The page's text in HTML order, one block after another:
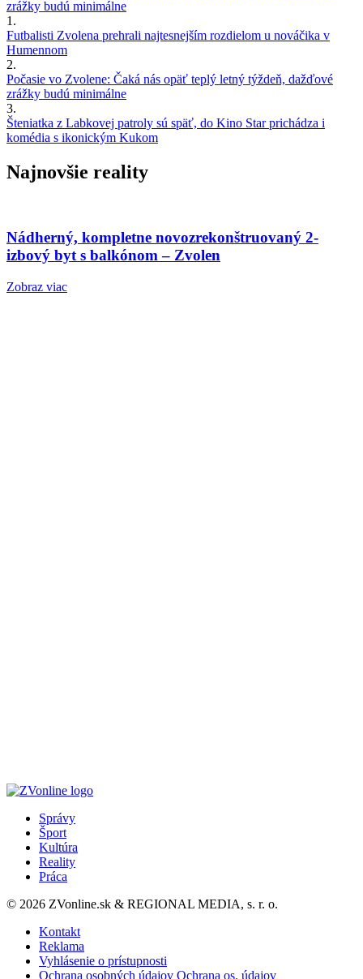
zrážky budú minimálne
1.
Futbalisti Zvolena prehrali najtesnejším rozdielom u nováčika v
Humennom
2.
Počasie vo Zvolene: Čaká nás opäť teplý letný týždeň, dažďové
zrážky budú minimálne
3.
Šteniatka z Labkovej patroly sú späť, do Kino Star prichádza i
komédia s ikonickým Kukom
Najnovšie reality
Nádherný, kompletne novozrekonštruovaný 2-
izbový byt s balkónom – Zvolen
Zobraz viac
Správy
Šport
Kultúra
Reality
Práca
© 2026 ZVonline.sk & REGIONAL MEDIA, s. r. o.
Kontakt
Reklama
Vyhlásenie o prístupnosti
Ochrana osobných údajov Ochrana os. údajov